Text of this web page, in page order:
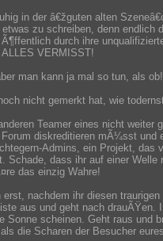
in der â€žguten alten
zu schreiben, denn
durch ihre
VERMISST!
man kann ja mal so tun, als ob!
nicht gemerkt hat, wie
Teamer eines nicht
diskreditieren mÃ¼sst
Admins, ein Projekt,
Schade, dass ihr auf einer
das einzig Wahre!
erst, nachdem ihr diesen
aus und geht nach
Sonne scheinen. Geht raus und
die Scharen der Besucher